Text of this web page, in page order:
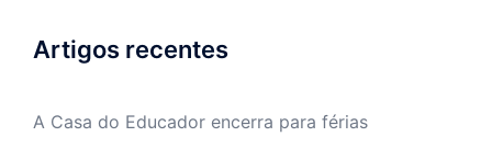
Artigos recentes
A Casa do Educador encerra para férias